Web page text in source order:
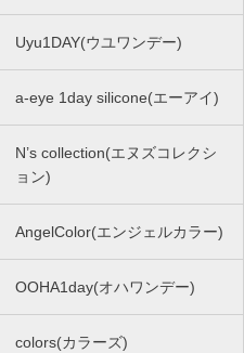
Uyu1DAY(ウユワンデー)
a-eye 1day silicone(エーアイ)
N’s collection(エヌズコレクシ
ョン)
AngelColor(エンジェルカラー)
OOHA1day(オハワンデー)
colors(カラーズ)